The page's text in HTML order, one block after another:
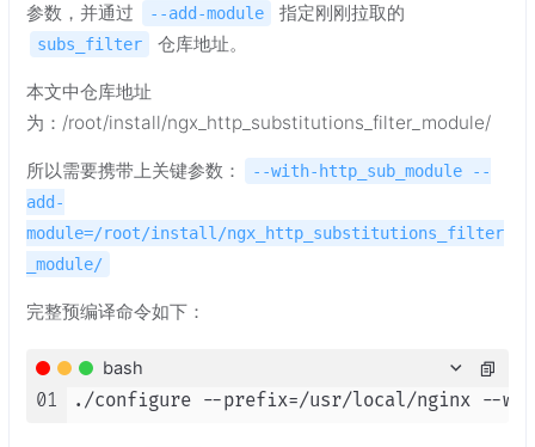
参数，并通过 --add-module 指定刚刚拉取的
subs_filter 仓库地址。
本文中仓库地址
为：/root/install/ngx_http_substitutions_filter_module/
所以需要携带上关键参数：
--with-http_sub_module --
add-
module=/root/install/ngx_http_substitutions_filter
_module/
完整预编译命令如下：
bash
01